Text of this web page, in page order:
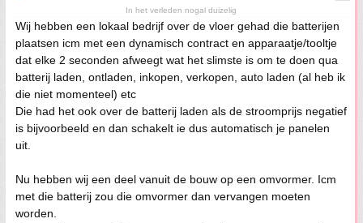
In het verleden nogal duizelig
Wij hebben een lokaal bedrijf over de vloer gehad die batterijen
plaatsen icm met een dynamisch contract en apparaatje/tooltje
dat elke 2 seconden afweegt wat het slimste is om te doen qua
batterij laden, ontladen, inkopen, verkopen, auto laden (al heb ik
die niet momenteel) etc
Die had het ook over de batterij laden als de stroomprijs negatief
is bijvoorbeeld en dan schakelt ie dus automatisch je panelen
uit.
Nu hebben wij een deel vanuit de bouw op een omvormer. Icm
met die batterij zou die omvormer dan vervangen moeten
worden.